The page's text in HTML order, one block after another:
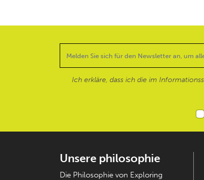
Ich erkläre, dass ich die im
Unsere philosophie
Die Philosophie von Exploring